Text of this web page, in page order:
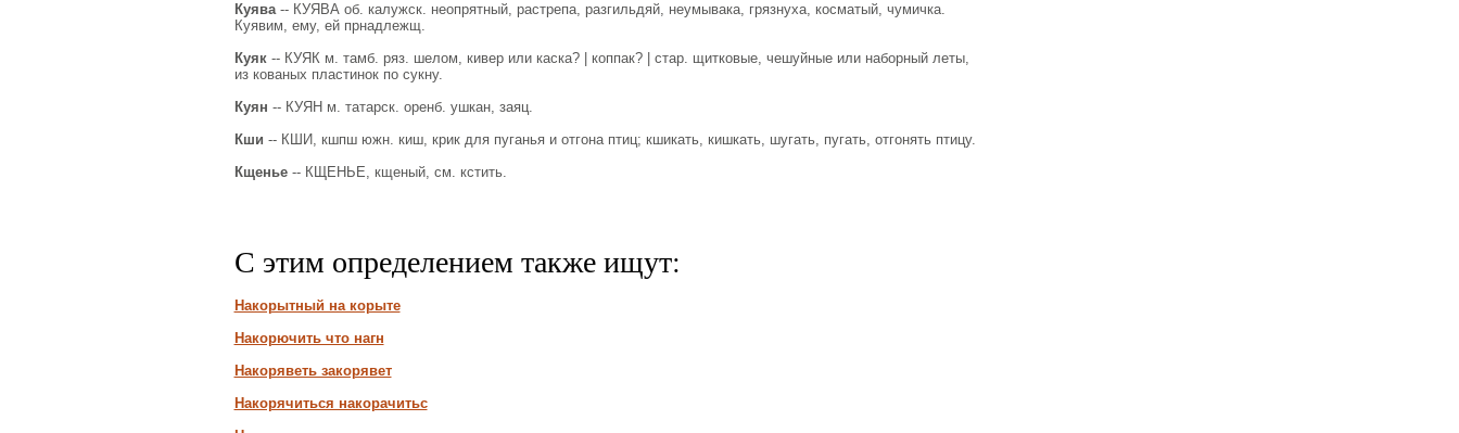
Куява-- КУЯВА об. калужск. неопрятный, растрепа, разгильдяй, неумывака, грязнуха, косматый, чумичка.
Куявим, ему, ей прнадлежщ.
Куяк-- КУЯК м. тамб. ряз. шелом, кивер или каска? | коппак? | стар. щитковые, чешуйные или наборный леты,
из кованых пластинок по сукну.
Куян -- КУЯН м. татарск. оренб. ушкан, заяц.
Кши -- КШИ, кшпш южн. киш, крик для пуганья и отгона птиц; кшикать, кишкать, шугать, пугать, отгонять птицу.
Кщенье-- КЩЕНЬЕ, кщеный, см. кстить.
С этим определением также ищут:
Накорытный на корыте
Накорючить что нагн
Накоряветь закорявет
Накорячиться накорачитьс